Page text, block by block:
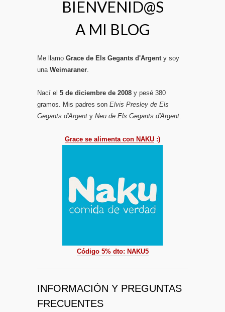
BIENVENID@S
A MI BLOG
Me llamo Grace de Els Gegants d'Argenty soy
una Weimaraner.
Nací el 5 de diciembre de 2008 y pesé 380
gramos. Mis padres son Elvis Presley de Els
Gegants d'Argent y Neu de Els Gegants d'Argent.
Grace se alimenta con NAKU :)
Código 5% dto: NAKU5
INFORMACIÓN Y PREGUNTAS
FRECUENTES